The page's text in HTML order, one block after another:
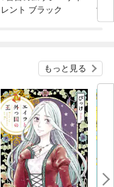
レント ブラック
す
もっと見る